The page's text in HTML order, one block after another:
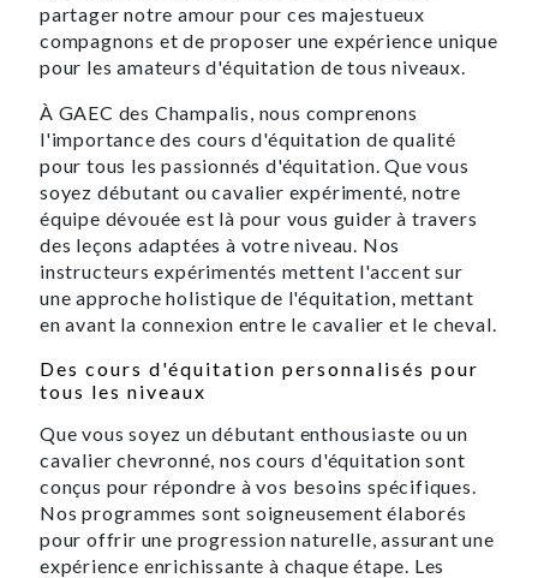
partager notre amour pour ces majestueux
compagnons et de proposer une expérience unique
pour les amateurs d'équitation de tous niveaux.
À GAEC des Champalis, nous comprenons
l'importance des cours d'équitation de qualité
pour tous les passionnés d'équitation. Que vous
soyez débutant ou cavalier expérimenté, notre
équipe dévouée est là pour vous guider à travers
des leçons adaptées à votre niveau. Nos
instructeurs expérimentés mettent l'accent sur
une approche holistique de l'équitation, mettant
en avant la connexion entre le cavalier et le cheval.
Des cours d'équitation personnalisés pour
tous les niveaux
Que vous soyez un débutant enthousiaste ou un
cavalier chevronné, nos cours d'équitation sont
conçus pour répondre à vos besoins spécifiques.
Nos programmes sont soigneusement élaborés
pour offrir une progression naturelle, assurant une
expérience enrichissante à chaque étape. Les